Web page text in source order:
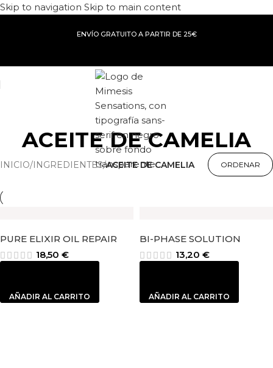
Skip to navigation Skip to main content
ENVÍO GRATUITO A PARTIR DE 25€
ACEITE DE CAMELIA
INICIO/INGREDIENTES/ACEITE DE CAMELIA
PURE ELIXIR OIL REPAIR
18,50 €
AÑADIR AL CARRITO
BI-PHASE SOLUTION
13,20 €
AÑADIR AL CARRITO